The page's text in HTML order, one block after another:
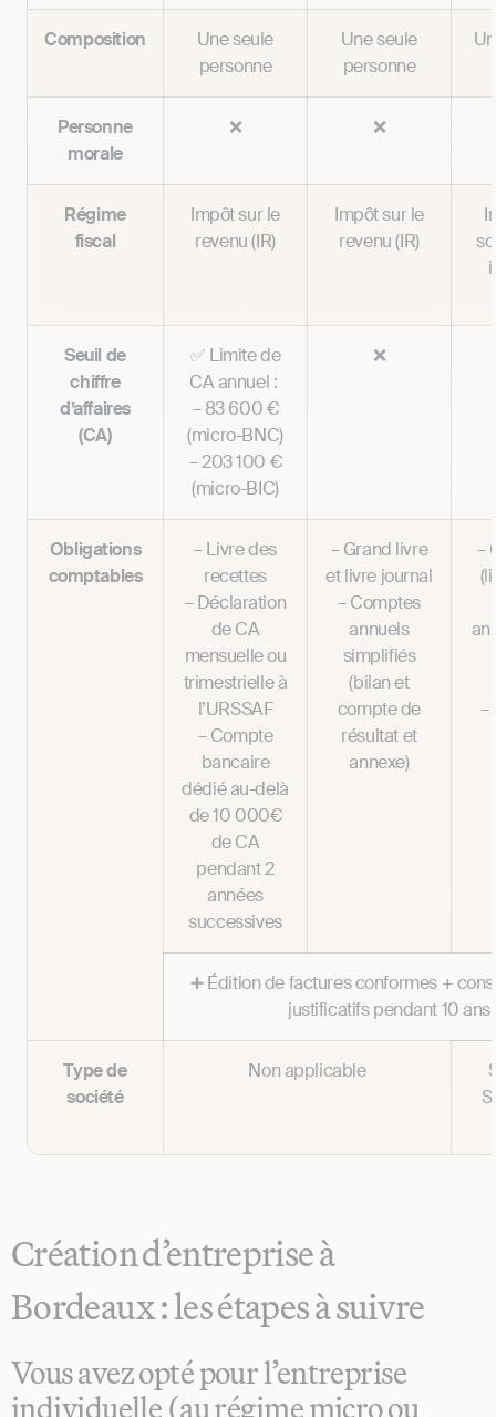
Composition
Une seule
personne
Une seule
personne
Personne
morale
❌ ❌
Régime
fiscal
Impôt sur le
revenu (IR)
Impôt sur le
revenu (IR)
Seuil de
chiffre
d’affaires
(CA)
✅ Limite de
CA annuel :
– 83 600 €
(micro-BNC)
– 203 100 €
(micro-BIC)
❌
Obligations
comptables
– Livre des
recettes
– Déclaration
de CA
mensuelle ou
trimestrielle à
l’URSSAF
– Compte
bancaire
dédié au-delà
de 10 000€
de CA
pendant 2
années
successives
– Grand livre
et livre journal
– Comptes
annuels
simplifiés
(bilan et
compte de
résultat et
annexe)
–
–
➕ Édition de factures conformes +
justificatifs pendant 10 ans
Type de
société
Non applicable
Création d’entreprise à
Bordeaux : les étapes à suivre
Vous avez opté pour l’entreprise
individuelle (au régime micro ou